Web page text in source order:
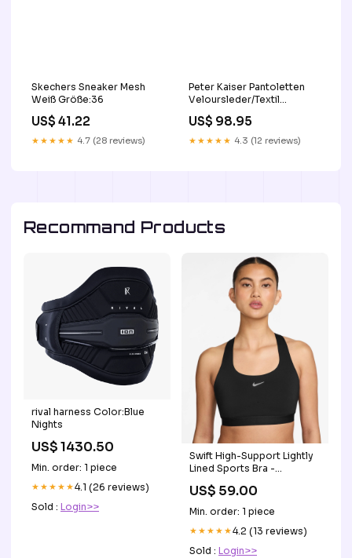
Skechers Sneaker Mesh
Weiß Größe:36
US$ 41.22
★★★★★ 4.7 (28 reviews)
Peter Kaiser Pantoletten
Veloursleder/Textil
Schwarz Größe:39,5
US$ 98.95
★★★★★ 4.3 (12 reviews)
Recommand Products
rival harness Color:Blue
Nights
US$ 1430.50
Min. order: 1 piece
★★★★★4.1 (26 reviews)
Sold : Login>>
Swift High-Support Lightly
Lined Sports Bra -
Size:XS
US$ 59.00
Min. order: 1 piece
★★★★★4.2 (13 reviews)
Sold : Login>>